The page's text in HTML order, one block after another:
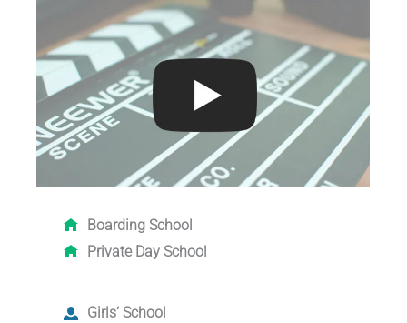
Boarding School
Private Day School
Girls‘ School